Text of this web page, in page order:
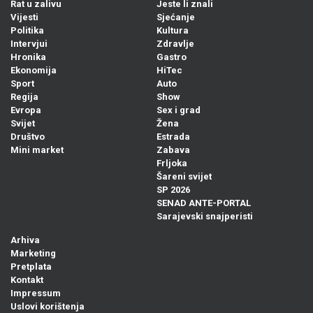
Rat u zalivu
Vijesti
Politika
Intervjui
Hronika
Ekonomija
Sport
Regija
Evropa
Svijet
Društvo
Mini market
Jeste li znali
Sjećanje
Kultura
Zdravlje
Gastro
HiTec
Auto
Show
Sex i grad
Žena
Estrada
Zabava
Frljoka
Šareni svijet
SP 2026
SENAD ANTE-PORTAL
Sarajevski snajperisti
Arhiva
Marketing
Pretplata
Kontakt
Impressum
Uslovi korištenja